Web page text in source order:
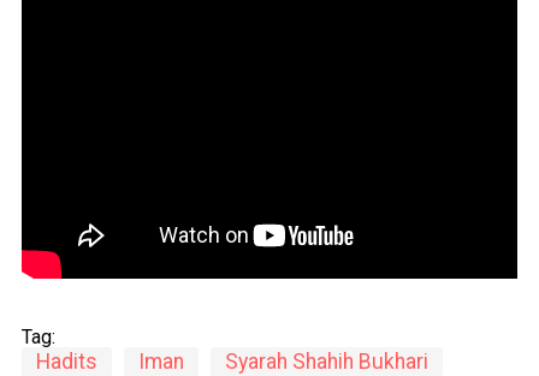
Tag:
Hadits Iman
Syarah Shahih Bukhari